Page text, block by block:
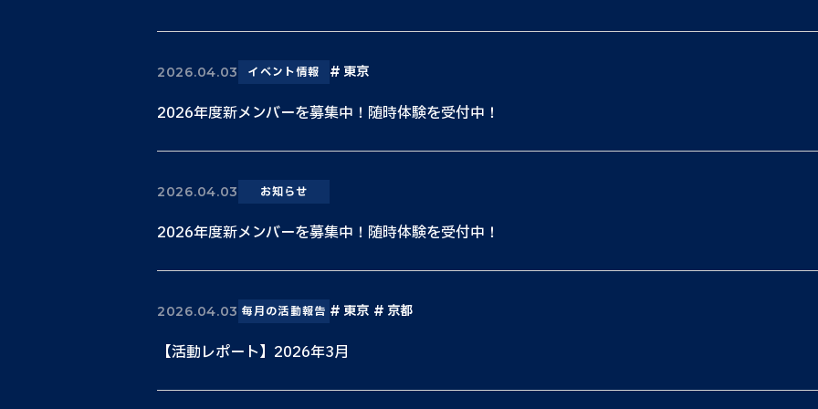
2026.04.03 イベント情報 東京
2026年度新メンバーを募集中！随時体験を受付中！
2026.04.03 お知らせ
2026年度新メンバーを募集中！随時体験を受付中！
2026.04.03 毎月の活動報告 東京 京都
【活動レポート】2026年3月